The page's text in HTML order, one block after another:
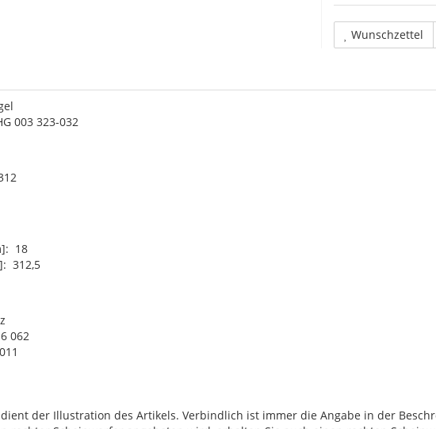
Wunschzettel
003 323-032
18
312,5
062
der Illustration des Artikels. Verbindlich ist immer die Angabe in der